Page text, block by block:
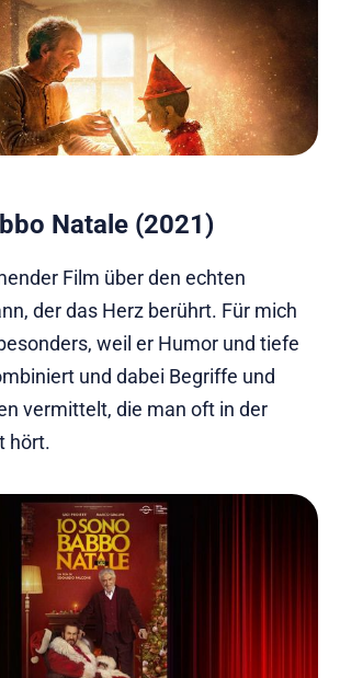
Natale (2021)
Film über den echten
der das Herz berührt. Für mich
weil er Humor und tiefe
und dabei Begriffe und
vermittelt, die man oft in der
hört.